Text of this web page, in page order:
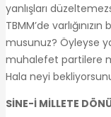
yanlışları
TBMM’de
musunuz? Öyleyse
muhalefet partilere
Hala neyi
SİNE-İ MİLLETE